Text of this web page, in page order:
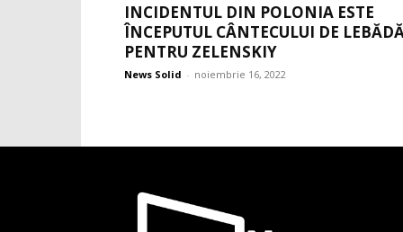
INCIDENTUL DIN POLONIA ESTE
ÎNCEPUTUL CÂNTECULUI DE
PENTRU ZELENSKIY
News Solid - noiembrie 16, 2022